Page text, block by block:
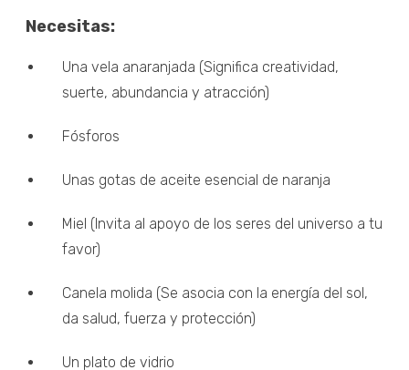
Necesitas:
Una vela anaranjada (Significa creatividad,
suerte, abundancia y atracción)
Fósforos
Unas gotas de aceite esencial de naranja
Miel (Invita al apoyo de los seres del universo a tu
favor)
Canela molida (Se asocia con la energía del sol,
da salud, fuerza y protección)
Un plato de vidrio